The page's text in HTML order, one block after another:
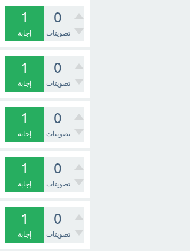
0
تصويتات
1
إجابة
0
تصويتات
1
إجابة
0
تصويتات
1
إجابة
0
تصويتات
1
إجابة
0
تصويتات
1
إجابة